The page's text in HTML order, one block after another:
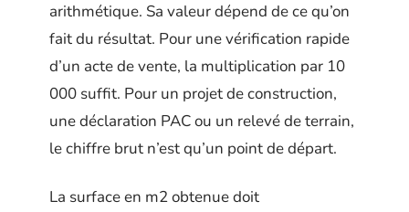
arithmétique. Sa valeur dépend de ce qu’on
fait du résultat. Pour une vérification rapide
d’un acte de vente, la multiplication par 10
000 suffit. Pour un projet de construction,
une déclaration PAC ou un relevé de terrain,
le chiffre brut n’est qu’un point de départ.
La surface en m2 obtenue doit